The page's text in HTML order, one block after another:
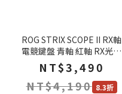
ROG STRIX SCOPE II RX軸
電競鍵盤 青軸 紅軸 RX光學
鍵軸 IP57防水 控制介面
NT$3,490
NT$4,190 8.3折